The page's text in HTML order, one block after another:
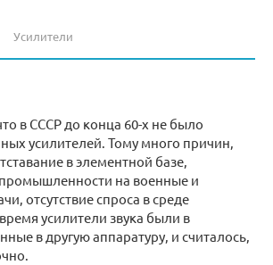
Усилители
в СССР до конца 60-х не было
усилителей. Тому много причин,
в элементной базе,
на военные и
отсутствие спроса в среде
усилители звука были в
в другую аппаратуру, и считалось,